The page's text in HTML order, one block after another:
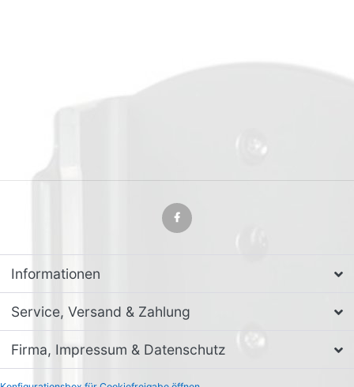
Informationen
Service, Versand & Zahlung
Firma, Impressum & Datenschutz